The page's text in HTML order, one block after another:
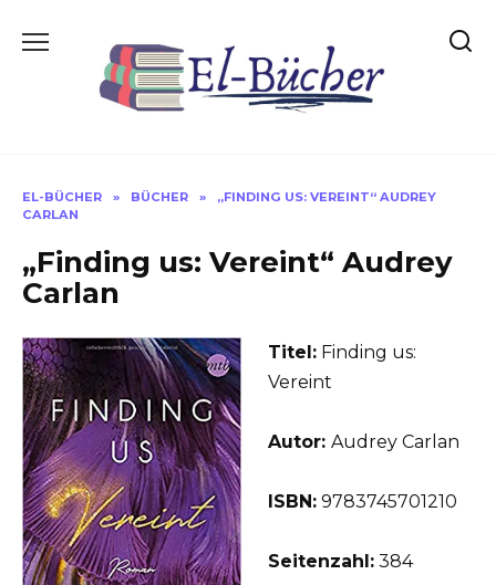
EL-BÜCHER » BÜCHER »
„FINDING US: VEREINT“ AUDREY
CARLAN
„Finding us: Vereint“ Audrey
Carlan
Titel: Finding us:
Vereint
Autor: Audrey Carlan
ISBN: 9783745701210
Seitenzahl: 384